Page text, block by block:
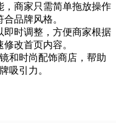
，商家只需简单拖放操作
品牌风格。
即时调整，方便商家根据
改首页内容。
和时尚配饰商店，帮助
吸引力。